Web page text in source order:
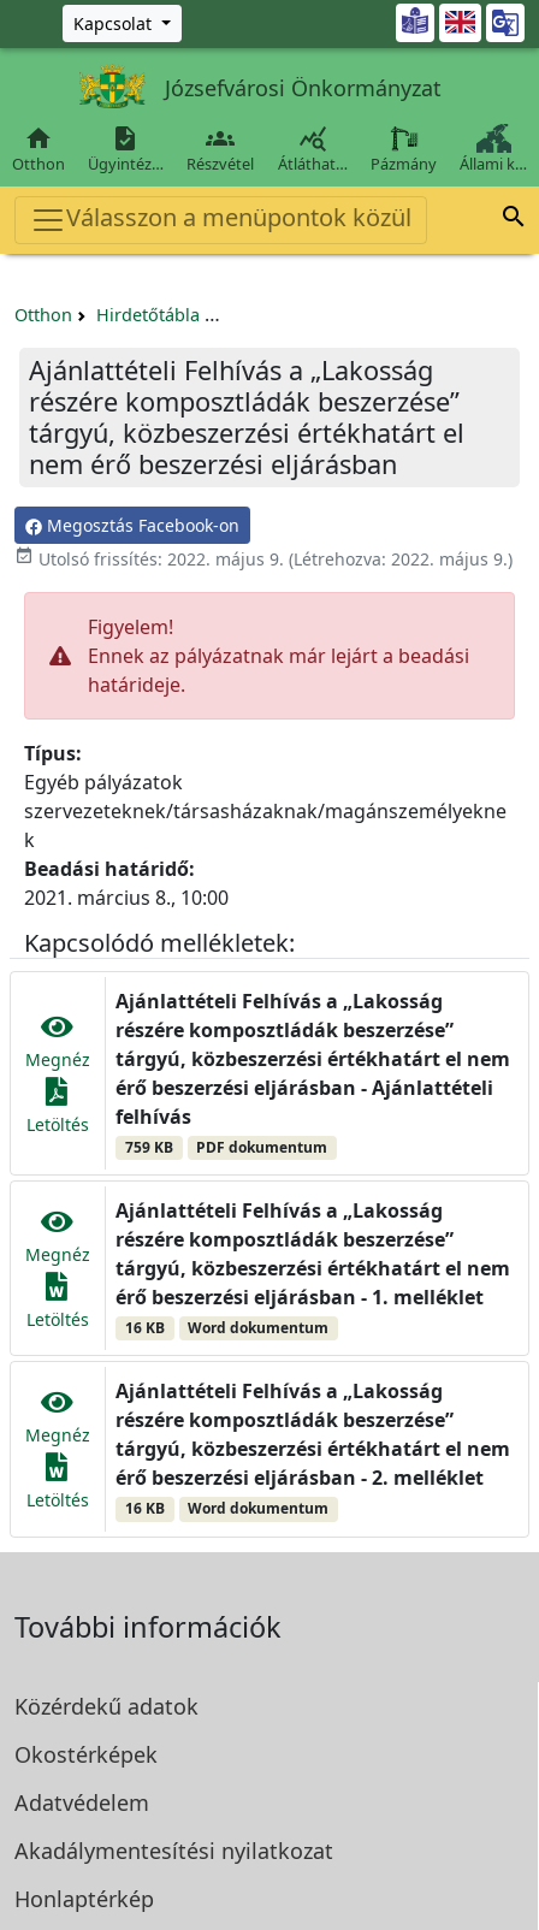
Ugrás a fő tartalomra
Kapcsolat 
Józsefvárosi Önkormányzat

Otthon

Ügyintéz…

Részvétel

Átláthat… Pázmány Állami k…
Válasszon a menüpontok közül 
Otthon Hirdetőtábla
Ajánlattételi Felhívás a „Lakosság
részére komposztládák beszerzése”
tárgyú, közbeszerzési értékhatárt el
nem érő beszerzési eljárásban
Megosztás Facebook-on
 Utolsó frissítés: 2022. május 9. (Létrehozva: 2022. május 9.)
Figyelem!
Ennek az pályázatnak már lejárt a beadási
határideje.
Típus:
Egyéb pályázatok
szervezeteknek/társasházaknak/magánszemélyekne
k
Beadási határidő:
2021. március 8., 10:00
Kapcsolódó mellékletek:
Megnéz
Letöltés
Ajánlattételi Felhívás a „Lakosság
részére komposztládák beszerzése”
tárgyú, közbeszerzési értékhatárt el nem
érő beszerzési eljárásban - Ajánlattételi
felhívás
759 KB PDF dokumentum
Megnéz
Letöltés
Ajánlattételi Felhívás a „Lakosság
részére komposztládák beszerzése”
tárgyú, közbeszerzési értékhatárt el nem
érő beszerzési eljárásban - 1. melléklet
16 KB Word dokumentum
Megnéz
Letöltés
Ajánlattételi Felhívás a „Lakosság
részére komposztládák beszerzése”
tárgyú, közbeszerzési értékhatárt el nem
érő beszerzési eljárásban - 2. melléklet
16 KB Word dokumentum
További információk
Közérdekű adatok
Okostérképek
Adatvédelem
Akadálymentesítési nyilatkozat
Honlaptérkép